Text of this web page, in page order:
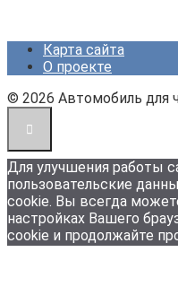
Карта сайта
О проекте
© 2026 Автомобиль для
Для улучшения работы
пользовательские
cookie. Вы всегда
настройках Вашего
cookie и продолжайте